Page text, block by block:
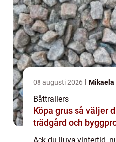
08 augusti 2026 Mikaela
Båttrailers
Köpa grus så väljer du rätt till hus,
trädgård och
Ack du ljuva vintertid,